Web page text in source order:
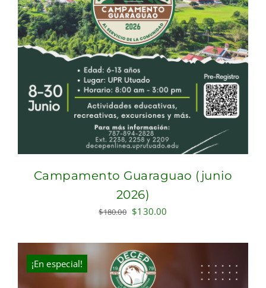
Campamento Guaraguao (junio
2026)
$180.00 Original
was:
$180.00.
$130.00
is:
¡En especial!